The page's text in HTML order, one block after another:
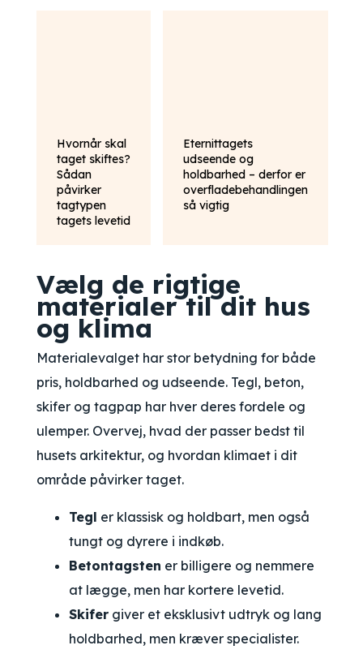
Hvornår skal
taget skiftes?
Sådan
påvirker
tagtypen
tagets levetid
Eternittagets
udseende og
holdbarhed – derfor er
overfladebehandlingen
så vigtig
Vælg de rigtige
materialer til dit hus
og klima
Materialevalget har stor betydning for både
pris, holdbarhed og udseende. Tegl, beton,
skifer og tagpap har hver deres fordele og
ulemper. Overvej, hvad der passer bedst til
husets arkitektur, og hvordan klimaet i dit
område påvirker taget.
Tegl er klassisk og holdbart, men også
tungt og dyrere i indkøb.
Betontagsten er billigere og nemmere
at lægge, men har kortere levetid.
Skifer giver et eksklusivt udtryk og lang
holdbarhed, men kræver specialister.